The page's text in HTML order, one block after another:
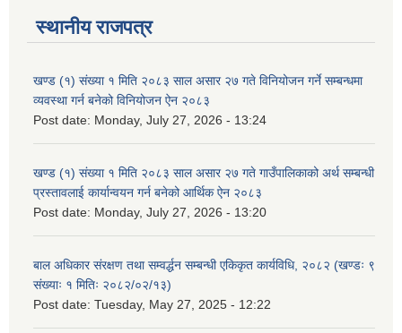
स्थानीय राजपत्र
खण्ड (१) संख्या १ मिति २०८३ साल असार २७ गते विनियोजन गर्ने सम्बन्धमा
व्यवस्था गर्न बनेको विनियोजन ऐन २०८३
Post date: Monday, July 27, 2026 - 13:24
खण्ड (१) संख्या १ मिति २०८३ साल असार २७ गते गाउँपालिकाको अर्थ सम्बन्धी
प्रस्तावलाई कार्यान्वयन गर्न बनेको आर्थिक ऐन २०८३
Post date: Monday, July 27, 2026 - 13:20
बाल अधिकार संरक्षण तथा सम्वर्द्धन सम्बन्धी एकिकृत कार्यविधि, २०८२ (खण्डः ९
संख्याः १ मितिः २०८२/०२/१३)
Post date: Tuesday, May 27, 2025 - 12:22